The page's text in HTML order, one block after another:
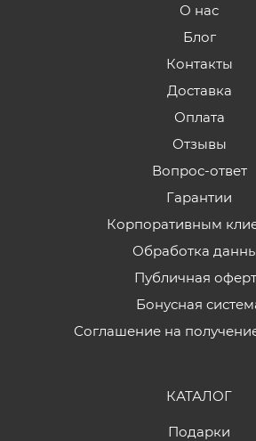
О нас
Блог
Контакты
Доставка
Оплата
Отзывы
Вопрос-ответ
Гарантии
Корпоративным
Обработка
Публичная
Бонусная
Соглашение на
КАТАЛОГ
Подарки